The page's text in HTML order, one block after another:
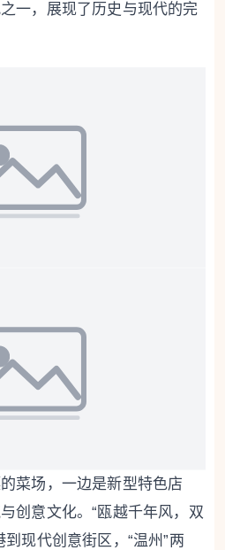
一，展现了历史与现代的完
菜场，一边是新型特色店
创意文化。“瓯越千年风，双
现代创意街区，“温州”两